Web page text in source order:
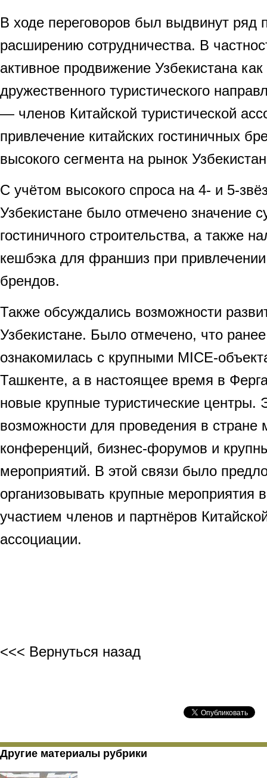
В ходе переговоров был выдвинут ряд
расширению сотрудничества. В
активное продвижение Узбекистана как
дружественного туристического
— членов Китайской туристической
привлечение китайских гостиничных
высокого сегмента на рынок
С учётом высокого спроса на 4- и 5-
Узбекистане было отмечено значение
гостиничного строительства, а также
кешбэка для франшиз при привлечении
брендов.
Также обсуждались возможности
Узбекистане. Было отмечено, что
ознакомилась с крупными MICE-
Ташкенте, а в настоящее время в
новые крупные туристические центры.
возможности для проведения в стране
конференций, бизнес-форумов и
мероприятий. В этой связи было
организовывать крупные мероприятия
участием членов и партнёров
ассоциации.
<<< Вернуться назад
Другие материалы рубрики